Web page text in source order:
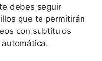
debes seguir
que te permitirán
con subtítulos